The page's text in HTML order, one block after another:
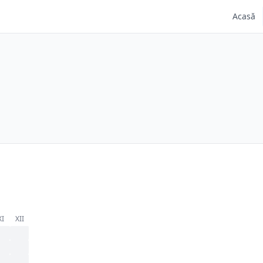
Acasă
XII